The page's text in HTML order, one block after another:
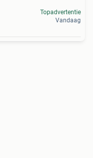
Topadvertentie
Vandaag